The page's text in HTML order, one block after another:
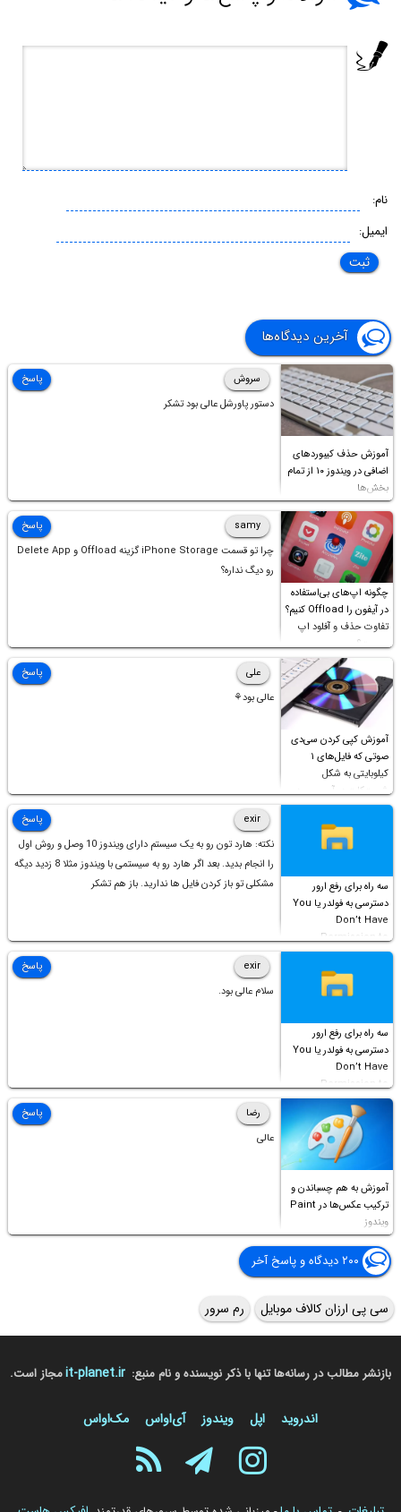
نام:
ایمیل:
آخرین دیدگاه‌ها
آموزش حذف کیبوردهای
اضافی در ویندوز ۱۰ از تمام
بخش‌ها
سروش
دستور پاورشل عالی بود تشکر
پاسخ
چگونه اپ‌های بی‌استفاده
در آیفون را Offload کنیم؟
تفاوت حذف و آفلود اپ
چیست؟
samy
چرا تو قسمت iPhone Storage گزینه Offload و Delete App
رو دیگ نداره؟
پاسخ
آموزش کپی کردن سی‌دی
صوتی که فایل‌های ۱
کیلوبایتی به شکل
شورت‌کات در آن موجود
است!
علی
عالی بود⚘
پاسخ
سه راه برای رفع ارور
دسترسی به فولدر یا You
Don’t Have
Permission to
Access this folder
exir
نکته: هارد تون رو به یک سیستم دارای ویندوز 10 وصل و روش اول
را انجام بدید. بعد اگر هارد رو به سیستمی با ویندوز مثلا 8 زدید دیگه
مشکلی تو باز کردن فایل ها ندارید. باز هم تشکر
پاسخ
سه راه برای رفع ارور
دسترسی به فولدر یا You
Don’t Have
Permission to
Access this folder
exir
سلام عالی بود.
پاسخ
آموزش به هم چسباندن و
ترکیب عکس‌ها در Paint
ویندوز
رضا
عالی
پاسخ
۲۰۰ دیدگاه و پاسخ آخر
سی پی ارزان کالاف موبایل رم سرور
بازنشر مطالب در رسانه‌ها تنها با ذکر نویسنده و نام منبع: it-planet.irمجاز است.
اندروید اپل ویندوز آی‌او‌اس مک‌او‌اس